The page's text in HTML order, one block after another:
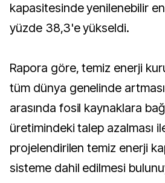
kapasitesinde yenilenebilir
yüzde 38,3'e yükseldi.
Rapora göre, temiz enerji
tüm dünya genelinde
arasında fosil kaynaklara
üretimindeki talep azalması
projelendirilen temiz enerji
sisteme dahil edilmesi